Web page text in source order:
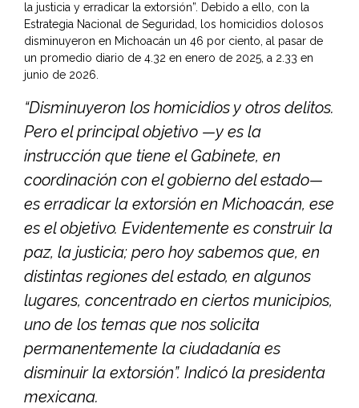
la justicia y erradicar la extorsión”. Debido a ello, con la
Estrategia Nacional de Seguridad, los homicidios dolosos
disminuyeron en Michoacán un 46 por ciento, al pasar de
un promedio diario de 4.32 en enero de 2025, a 2.33 en
junio de 2026.
“Disminuyeron los homicidios y otros delitos.
Pero el principal objetivo —y es la
instrucción que tiene el Gabinete, en
coordinación con el gobierno del estado—
es erradicar la extorsión en Michoacán, ese
es el objetivo. Evidentemente es construir la
paz, la justicia; pero hoy sabemos que, en
distintas regiones del estado, en algunos
lugares, concentrado en ciertos municipios,
uno de los temas que nos solicita
permanentemente la ciudadanía es
disminuir la extorsión”. Indicó la presidenta
mexicana.